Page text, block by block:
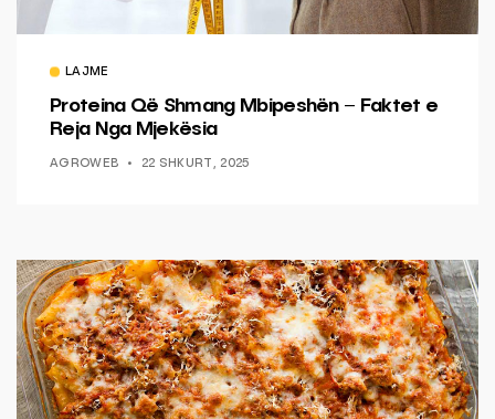
LAJME
Proteina Që Shmang Mbipeshën – Faktet e
Reja Nga Mjekësia
AGROWEB 22 SHKURT, 2025